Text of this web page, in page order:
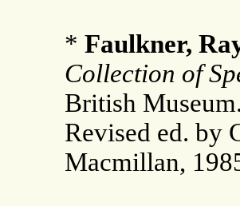
* Faulkner,
Collection of
British
Revised ed. by
Macmillan,